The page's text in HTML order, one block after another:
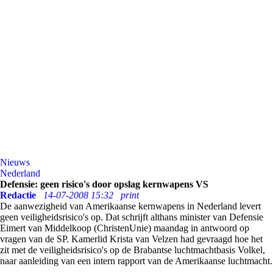
Nieuws
Nederland
Defensie: geen risico's door opslag kernwapens VS
Redactie
14-07-2008 15:32
print
De aanwezigheid van Amerikaanse kernwapens in Nederland levert
geen veiligheidsrisico's op. Dat schrijft althans minister van Defensie
Eimert van Middelkoop (ChristenUnie) maandag in antwoord op
vragen van de SP. Kamerlid Krista van Velzen had gevraagd hoe het
zit met de veiligheidsrisico's op de Brabantse luchtmachtbasis Volkel,
naar aanleiding van een intern rapport van de Amerikaanse luchtmacht.